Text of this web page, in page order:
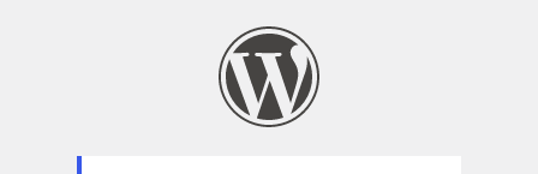
oublié